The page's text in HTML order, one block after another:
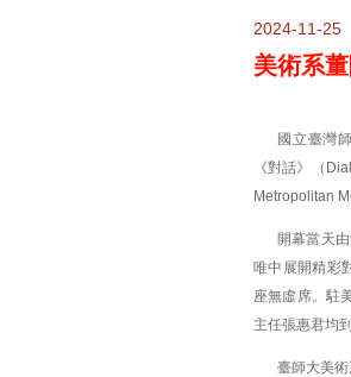
2024-11-25
美術系
國立臺灣
《對話》（
Metropolitan
開幕當天
唯中展開精彩
座無虛席。駐
主任張惠君均
臺師大美